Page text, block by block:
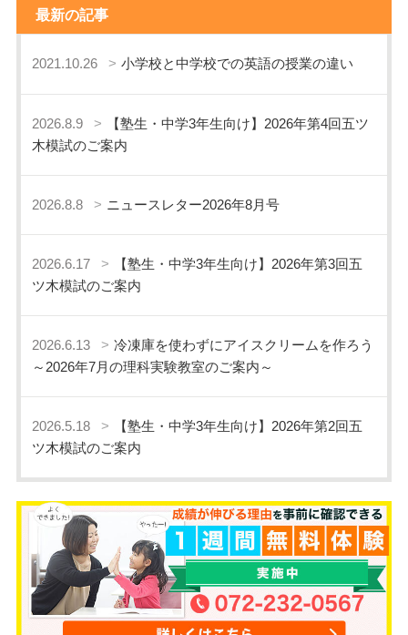
最新の記事
2021.10.26 小学校と中学校での英語の授業の違い
2026.8.9
【塾生・中学3年生向け】2026年第4回五ツ
木模試のご案内
2026.8.8 ニュースレター2026年8月号
2026.6.17
【塾生・中学3年生向け】2026年第3回五
ツ木模試のご案内
2026.6.13
冷凍庫を使わずにアイスクリームを作ろう
～2026年7月の理科実験教室のご案内～
2026.5.18
【塾生・中学3年生向け】2026年第2回五
ツ木模試のご案内